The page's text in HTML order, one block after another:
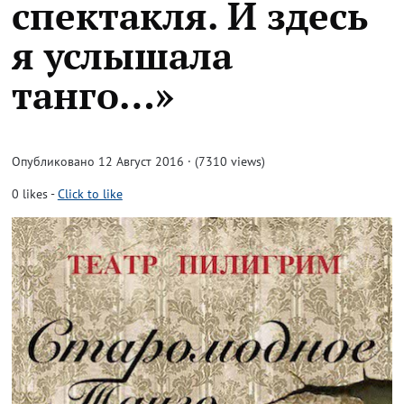
спектакля. И здесь
я услышала
танго…»
Опубликовано 12 Август 2016 · (7310 views)
0 likes-Click to like